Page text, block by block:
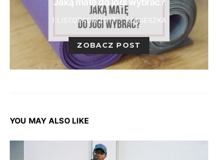
1 LISTOPADA 2017 AGNIESZKA
ZOBACZ POST
YOU MAY ALSO LIKE